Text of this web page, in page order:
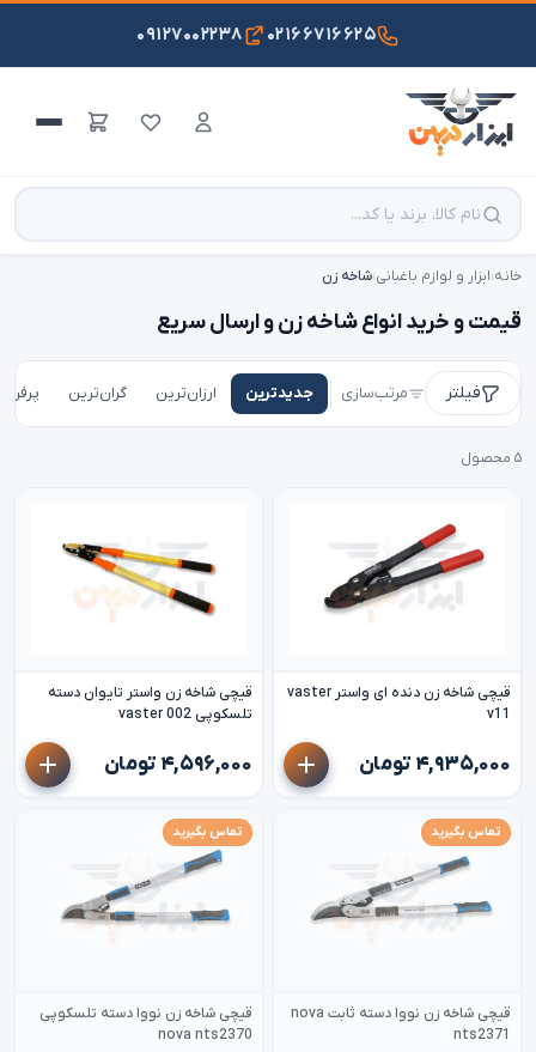
۰۲۱۶۶۷۱۶۶۲۵ ۰۹۱۲۷۰۰۲۲۳۸
خانه›ابزار و لوازم باغبانی›شاخه زن
قیمت و خرید انواع شاخه زن و ارسال سریع
فیلتر مرتب‌سازی جدیدترین ارزان‌ترین گران‌ترین
۵ محصول
قیچی شاخه زن دنده ای واستر vaster
v11
۴,۹۳۵,۰۰۰ تومان
قیچی شاخه زن واستر تایوان دسته
تلسکوپی vaster 002
۴,۵۹۶,۰۰۰ تومان
تماس بگیرید
قیچی شاخه زن نووا دسته ثابت nova
nts2371
تماس بگیرید
قیچی شاخه زن نووا دسته تلسکوپی
nova nts2370